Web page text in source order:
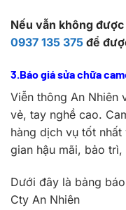
Nếu vẫn không
0937 135 375 để
3.Báo giá sửa chữa
Viễn thông An Nhiên
vẻ, tay nghề cao.
hàng dịch vụ tốt
gian hậu mãi, bảo
Dưới đây là bảng
Cty An Nhiên